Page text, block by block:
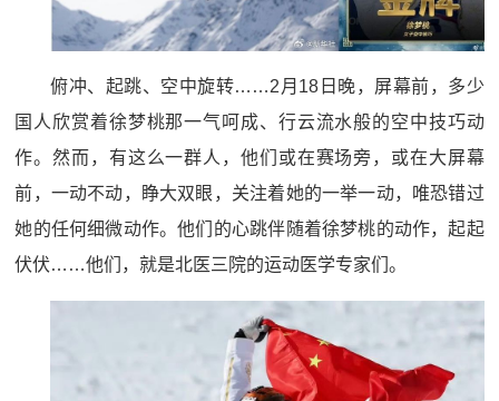
俯冲、起跳、空中旋转……2月18日晚，屏幕前，多少
国人欣赏着徐梦桃那一气呵成、行云流水般的空中技巧动
作。然而，有这么一群人，他们或在赛场旁，或在大屏幕
前，一动不动，睁大双眼，关注着她的一举一动，唯恐错过
她的任何细微动作。他们的心跳伴随着徐梦桃的动作，起起
伏伏……他们，就是北医三院的运动医学专家们。